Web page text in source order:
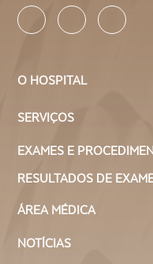
O HOSPITAL
SERVIÇOS
EXAMES E
RESULTADOS DE
ÁREA MÉDICA
NOTÍCIAS